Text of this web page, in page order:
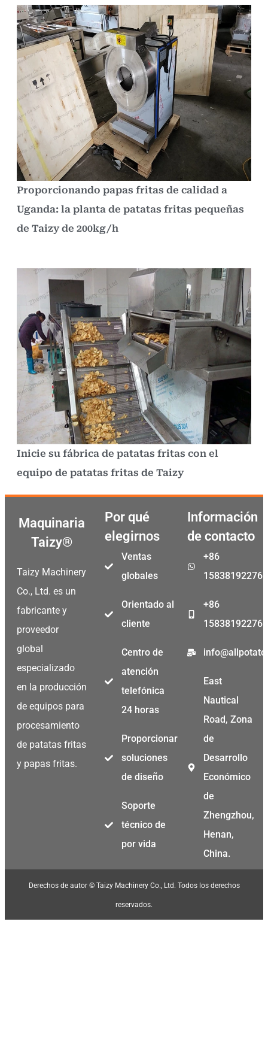
Proporcionando papas fritas de calidad a
Uganda: la planta de patatas fritas pequeñas
de Taizy de 200kg/h
Inicie su fábrica de patatas fritas con el
equipo de patatas fritas de Taizy
Maquinaria
Taizy®
Taizy Machinery
Co., Ltd. es un
fabricante y
proveedor
global
especializado
en la producción
de equipos para
procesamiento
de patatas fritas
y papas fritas.
Por qué
elegirnos
Ventas
globales
Orientado al
cliente
Centro de
atención
telefónica
24 horas
Proporcionar
soluciones
de diseño
Soporte
técnico de
por vida
Información
de contacto
+86
15838192276
+86
15838192276
East
Nautical
Road, Zona
de
Desarrollo
Económico
de
Zhengzhou,
Henan,
China.
Derechos de autor © Taizy Machinery Co., Ltd. Todos los derechos
reservados.